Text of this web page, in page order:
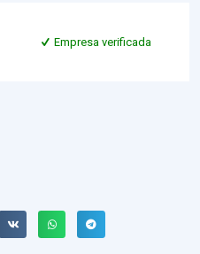
Empresa verificada